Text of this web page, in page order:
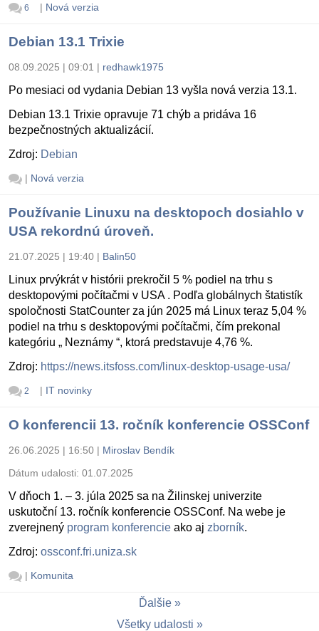
6 | Nová verzia
Debian 13.1 Trixie
08.09.2025 | 09:01 | redhawk1975
Po mesiaci od vydania Debian 13 vyšla nová verzia 13.1.
Debian 13.1 Trixie opravuje 71 chýb a pridáva 16
bezpečnostných aktualizácií.
Zdroj: Debian
| Nová verzia
Používanie Linuxu na desktopoch dosiahlo v
USA rekordnú úroveň.
21.07.2025 | 19:40 | Balin50
Linux prvýkrát v histórii prekročil 5 % podiel na trhu s
desktopovými počítačmi v USA . Podľa globálnych štatistík
spoločnosti StatCounter za jún 2025 má Linux teraz 5,04 %
podiel na trhu s desktopovými počítačmi, čím prekonal
kategóriu „ Neznámy “, ktorá predstavuje 4,76 %.
Zdroj: https://news.itsfoss.com/linux-desktop-usage-usa/
2 | IT novinky
O konferencii 13. ročník konferencie OSSConf
26.06.2025 | 16:50 | Miroslav Bendík
Dátum udalosti: 01.07.2025
V dňoch 1. – 3. júla 2025 sa na Žilinskej univerzite
uskutoční 13. ročník konferencie OSSConf. Na webe je
zverejnený program konferencie ako aj zborník.
Zdroj: ossconf.fri.uniza.sk
| Komunita
Ďalšie
Všetky udalosti